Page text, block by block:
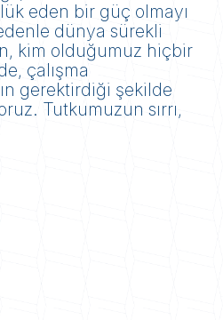
eden bir güç olmayı
dünya sürekli
kim olduğumuz hiçbir
çalışma
gerektirdiği şekilde
Tutkumuzun sırrı,